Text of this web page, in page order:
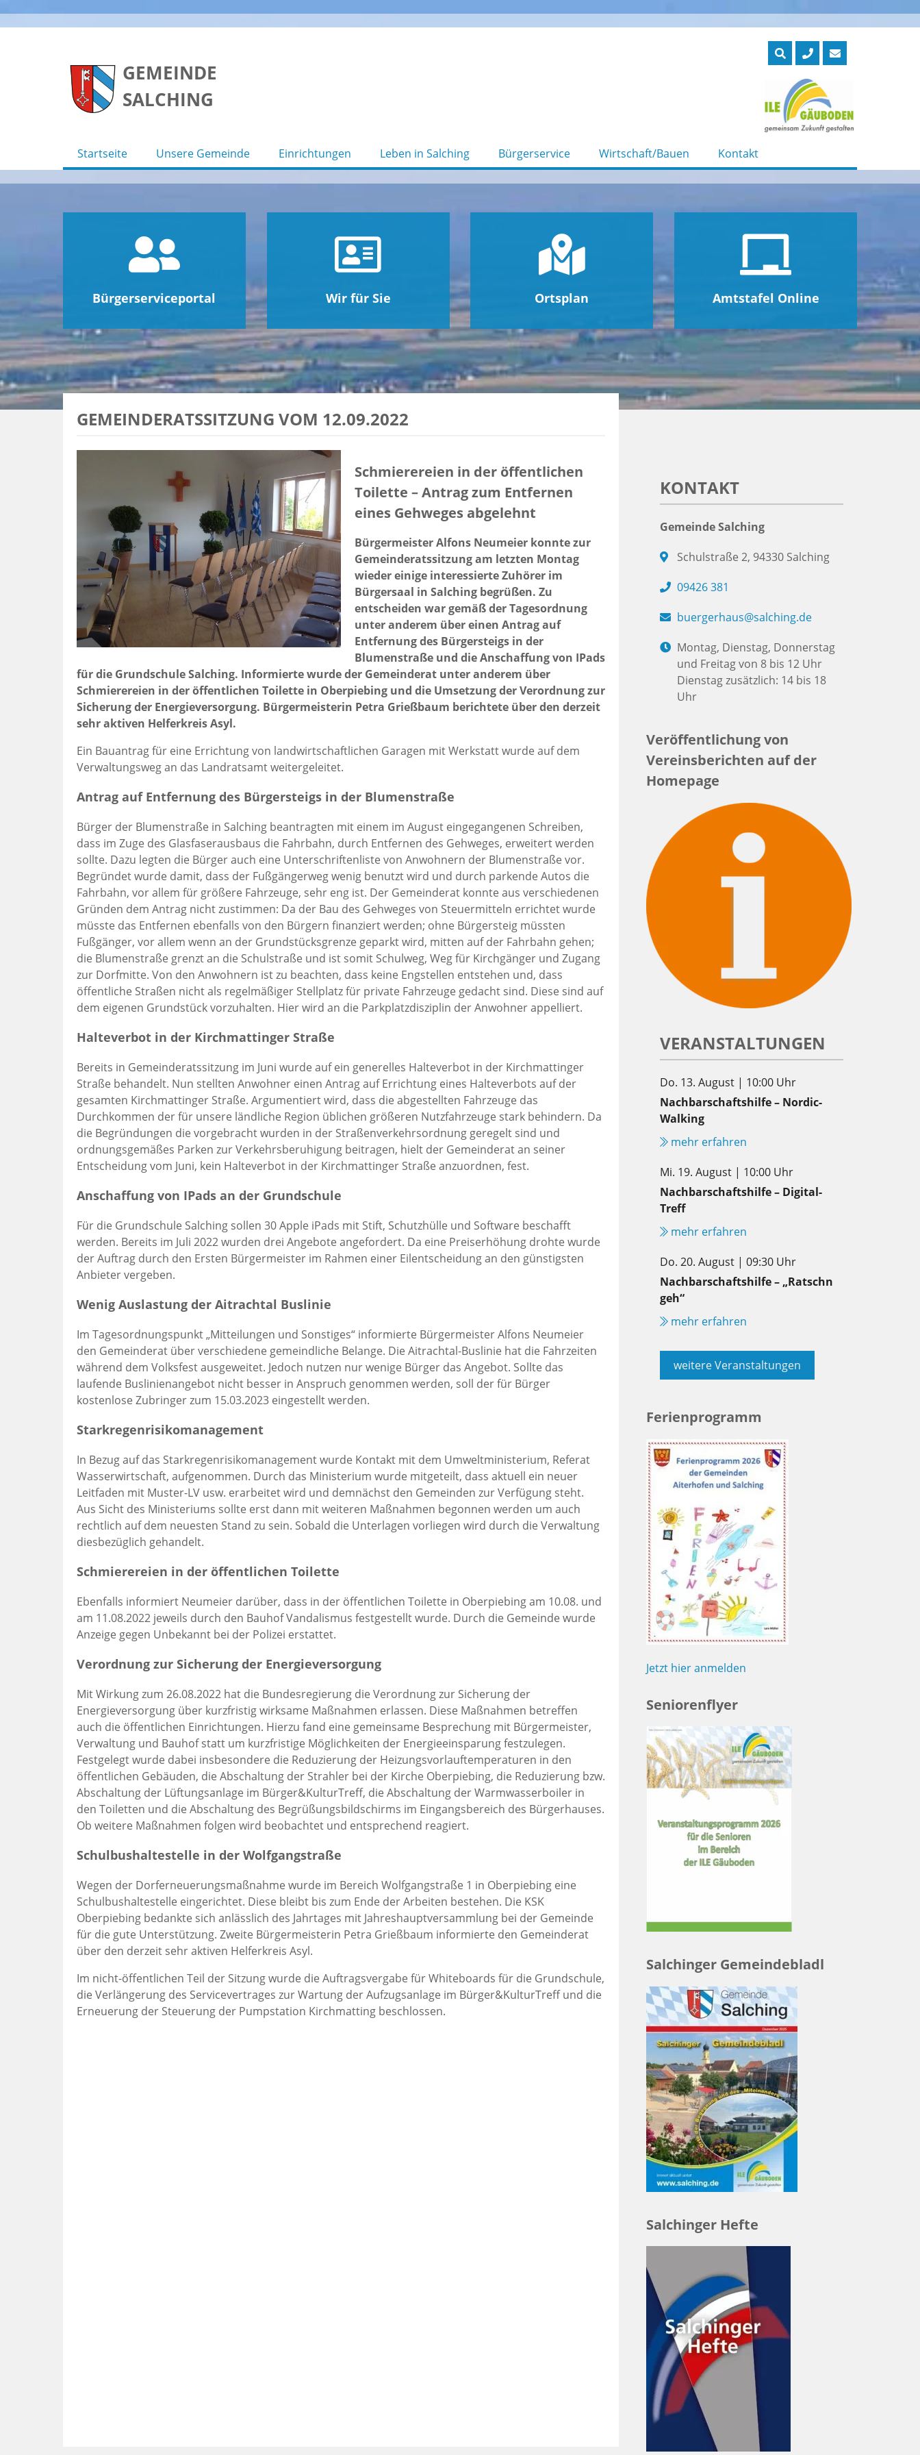
GEMEINDE
SALCHING
Startseite Unsere Gemeinde Einrichtungen Leben in Salching Bürgerservice Wirtschaft/Bauen Kontakt
Bürgerserviceportal Wir für Sie Ortsplan Amtstafel Online
GEMEINDERATSSITZUNG VOM 12.09.2022
Schmierereien in der öffentlichen
Toilette – Antrag zum Entfernen
eines Gehweges abgelehnt
Bürgermeister Alfons Neumeier konnte zur
Gemeinderatssitzung am letzten Montag
wieder einige interessierte Zuhörer im
Bürgersaal in Salching begrüßen. Zu
entscheiden war gemäß der Tagesordnung
unter anderem über einen Antrag auf
Entfernung des Bürgersteigs in der
Blumenstraße und die Anschaffung von IPads
für die Grundschule Salching. Informierte wurde der Gemeinderat unter anderem über
Schmierereien in der öffentlichen Toilette in Oberpiebing und die Umsetzung der Verordnung zur
Sicherung der Energieversorgung. Bürgermeisterin Petra Grießbaum berichtete über den derzeit
sehr aktiven Helferkreis Asyl.
Ein Bauantrag für eine Errichtung von landwirtschaftlichen Garagen mit Werkstatt wurde auf dem
Verwaltungsweg an das Landratsamt weitergeleitet.
Antrag auf Entfernung des Bürgersteigs in der Blumenstraße
Bürger der Blumenstraße in Salching beantragten mit einem im August eingegangenen Schreiben,
dass im Zuge des Glasfaserausbaus die Fahrbahn, durch Entfernen des Gehweges, erweitert werden
sollte. Dazu legten die Bürger auch eine Unterschriftenliste von Anwohnern der Blumenstraße vor.
Begründet wurde damit, dass der Fußgängerweg wenig benutzt wird und durch parkende Autos die
Fahrbahn, vor allem für größere Fahrzeuge, sehr eng ist. Der Gemeinderat konnte aus verschiedenen
Gründen dem Antrag nicht zustimmen: Da der Bau des Gehweges von Steuermitteln errichtet wurde
müsste das Entfernen ebenfalls von den Bürgern finanziert werden; ohne Bürgersteig müssten
Fußgänger, vor allem wenn an der Grundstücksgrenze geparkt wird, mitten auf der Fahrbahn gehen;
die Blumenstraße grenzt an die Schulstraße und ist somit Schulweg, Weg für Kirchgänger und Zugang
zur Dorfmitte. Von den Anwohnern ist zu beachten, dass keine Engstellen entstehen und, dass
öffentliche Straßen nicht als regelmäßiger Stellplatz für private Fahrzeuge gedacht sind. Diese sind auf
dem eigenen Grundstück vorzuhalten. Hier wird an die Parkplatzdisziplin der Anwohner appelliert.
Halteverbot in der Kirchmattinger Straße
Bereits in Gemeinderatssitzung im Juni wurde auf ein generelles Halteverbot in der Kirchmattinger
Straße behandelt. Nun stellten Anwohner einen Antrag auf Errichtung eines Halteverbots auf der
gesamten Kirchmattinger Straße. Argumentiert wird, dass die abgestellten Fahrzeuge das
Durchkommen der für unsere ländliche Region üblichen größeren Nutzfahrzeuge stark behindern. Da
die Begründungen die vorgebracht wurden in der Straßenverkehrsordnung geregelt sind und
ordnungsgemäßes Parken zur Verkehrsberuhigung beitragen, hielt der Gemeinderat an seiner
Entscheidung vom Juni, kein Halteverbot in der Kirchmattinger Straße anzuordnen, fest.
Anschaffung von IPads an der Grundschule
Für die Grundschule Salching sollen 30 Apple iPads mit Stift, Schutzhülle und Software beschafft
werden. Bereits im Juli 2022 wurden drei Angebote angefordert. Da eine Preiserhöhung drohte wurde
der Auftrag durch den Ersten Bürgermeister im Rahmen einer Eilentscheidung an den günstigsten
Anbieter vergeben.
Wenig Auslastung der Aitrachtal Buslinie
Im Tagesordnungspunkt „Mitteilungen und Sonstiges“ informierte Bürgermeister Alfons Neumeier
den Gemeinderat über verschiedene gemeindliche Belange. Die Aitrachtal-Buslinie hat die Fahrzeiten
während dem Volksfest ausgeweitet. Jedoch nutzen nur wenige Bürger das Angebot. Sollte das
laufende Buslinienangebot nicht besser in Anspruch genommen werden, soll der für Bürger
kostenlose Zubringer zum 15.03.2023 eingestellt werden.
Starkregenrisikomanagement
In Bezug auf das Starkregenrisikomanagement wurde Kontakt mit dem Umweltministerium, Referat
Wasserwirtschaft, aufgenommen. Durch das Ministerium wurde mitgeteilt, dass aktuell ein neuer
Leitfaden mit Muster-LV usw. erarbeitet wird und demnächst den Gemeinden zur Verfügung steht.
Aus Sicht des Ministeriums sollte erst dann mit weiteren Maßnahmen begonnen werden um auch
rechtlich auf dem neuesten Stand zu sein. Sobald die Unterlagen vorliegen wird durch die Verwaltung
diesbezüglich gehandelt.
Schmierereien in der öffentlichen Toilette
Ebenfalls informiert Neumeier darüber, dass in der öffentlichen Toilette in Oberpiebing am 10.08. und
am 11.08.2022 jeweils durch den Bauhof Vandalismus festgestellt wurde. Durch die Gemeinde wurde
Anzeige gegen Unbekannt bei der Polizei erstattet.
Verordnung zur Sicherung der Energieversorgung
Mit Wirkung zum 26.08.2022 hat die Bundesregierung die Verordnung zur Sicherung der
Energieversorgung über kurzfristig wirksame Maßnahmen erlassen. Diese Maßnahmen betreffen
auch die öffentlichen Einrichtungen. Hierzu fand eine gemeinsame Besprechung mit Bürgermeister,
Verwaltung und Bauhof statt um kurzfristige Möglichkeiten der Energieeinsparung festzulegen.
Festgelegt wurde dabei insbesondere die Reduzierung der Heizungsvorlauftemperaturen in den
öffentlichen Gebäuden, die Abschaltung der Strahler bei der Kirche Oberpiebing, die Reduzierung bzw.
Abschaltung der Lüftungsanlage im Bürger&KulturTreff, die Abschaltung der Warmwasserboiler in
den Toiletten und die Abschaltung des Begrüßungsbildschirms im Eingangsbereich des Bürgerhauses.
Ob weitere Maßnahmen folgen wird beobachtet und entsprechend reagiert.
Schulbushaltestelle in der Wolfgangstraße
Wegen der Dorferneuerungsmaßnahme wurde im Bereich Wolfgangstraße 1 in Oberpiebing eine
Schulbushaltestelle eingerichtet. Diese bleibt bis zum Ende der Arbeiten bestehen. Die KSK
Oberpiebing bedankte sich anlässlich des Jahrtages mit Jahreshauptversammlung bei der Gemeinde
für die gute Unterstützung. Zweite Bürgermeisterin Petra Grießbaum informierte den Gemeinderat
über den derzeit sehr aktiven Helferkreis Asyl.
Im nicht-öffentlichen Teil der Sitzung wurde die Auftragsvergabe für Whiteboards für die Grundschule,
die Verlängerung des Servicevertrages zur Wartung der Aufzugsanlage im Bürger&KulturTreff und die
Erneuerung der Steuerung der Pumpstation Kirchmatting beschlossen.
KONTAKT
Gemeinde Salching
Schulstraße 2, 94330 Salching
09426 381
buergerhaus@salching.de
Montag, Dienstag, Donnerstag
und Freitag von 8 bis 12 Uhr
Dienstag zusätzlich: 14 bis 18
Uhr
Veröffentlichung von
Vereinsberichten auf der
Homepage
VERANSTALTUNGEN
Do. 13. August | 10:00 Uhr
Nachbarschaftshilfe – Nordic-
Walking
mehr erfahren
Mi. 19. August | 10:00 Uhr
Nachbarschaftshilfe – Digital-
Treff
mehr erfahren
Do. 20. August | 09:30 Uhr
Nachbarschaftshilfe – „Ratschn
geh“
mehr erfahren
weitere Veranstaltungen
Ferienprogramm
Jetzt hier anmelden
Seniorenflyer
Salchinger Gemeindebladl
Salchinger Hefte